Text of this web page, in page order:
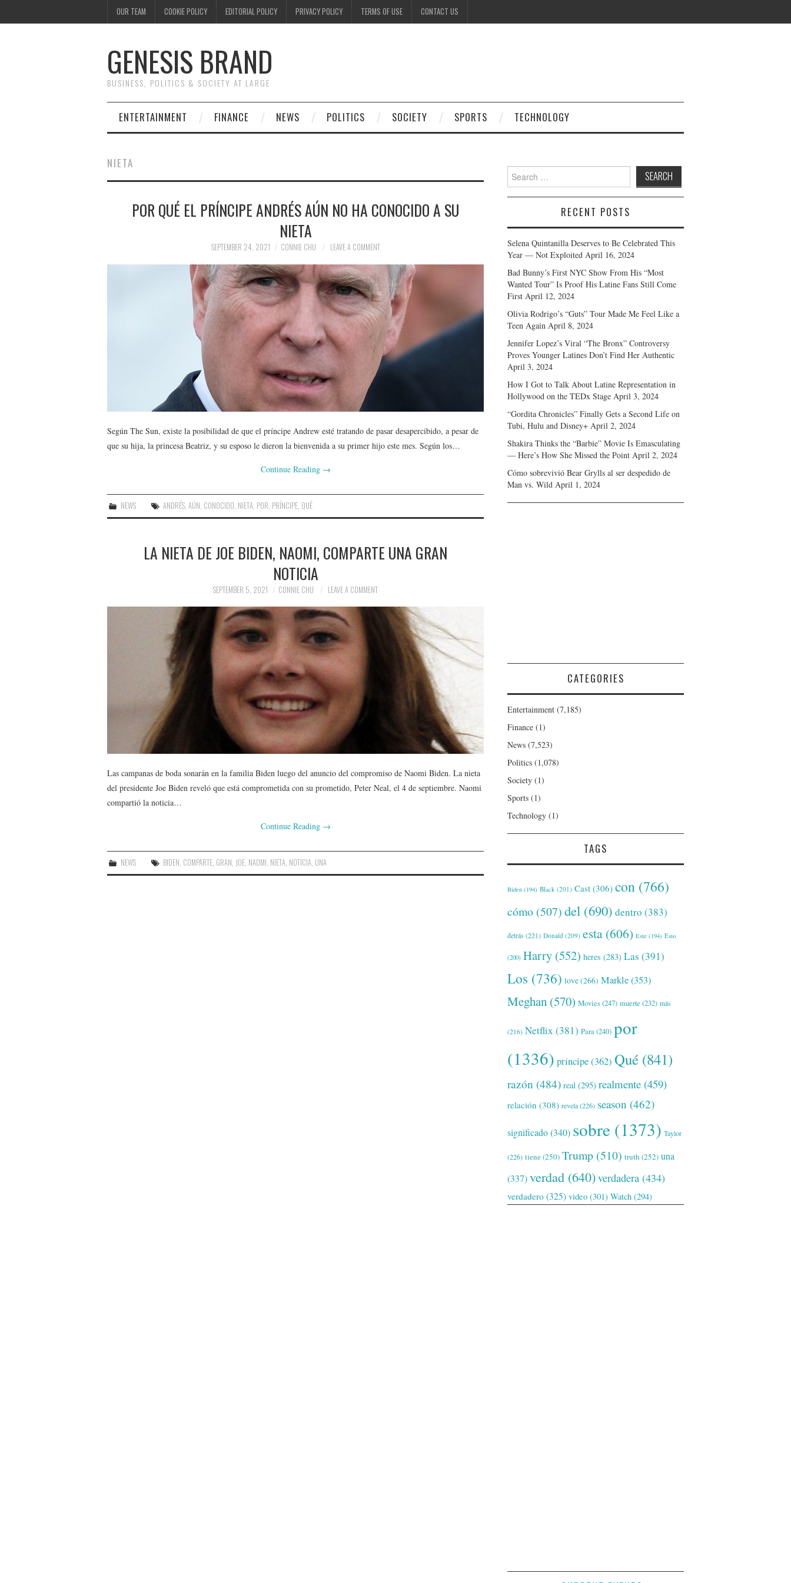
OUR TEAM COOKIE POLICY EDITORIAL POLICY PRIVACY POLICY TERMS OF USE CONTACT US
GENESIS BRAND
BUSINESS, POLITICS & SOCIETY AT LARGE
ENTERTAINMENT FINANCE NEWS POLITICS SOCIETY SPORTS TECHNOLOGY
NIETA
POR QUÉ EL PRÍNCIPE ANDRÉS AÚN NO HA CONOCIDO A SU
NIETA
SEPTEMBER 24, 2021 CONNIE CHU LEAVE A COMMENT
Según The Sun, existe la posibilidad de que el príncipe Andrew esté tratando de pasar desapercibido, a pesar de
que su hija, la princesa Beatriz, y su esposo le dieron la bienvenida a su primer hijo este mes. Según los…
Continue Reading →
NEWS ANDRÉS ,AÚN CONOCIDO NIETA POR PRÍNCIPE QUÉ
LA NIETA DE JOE BIDEN, NAOMI, COMPARTE UNA GRAN
NOTICIA
SEPTEMBER 5, 2021 CONNIE CHU LEAVE A COMMENT
Las campanas de boda sonarán en la familia Biden luego del anuncio del compromiso de Naomi Biden. La nieta
del presidente Joe Biden reveló que está comprometida con su prometido, Peter Neal, el 4 de septiembre. Naomi
compartió la noticia…
Continue Reading →
NEWS BIDEN, COMPARTE, GRAN, JOE, NAOMI, NIETA, NOTICIA, UNA
Search
for:
RECENT POSTS
Selena Quintanilla Deserves to Be Celebrated This
Year — Not Exploited April 16, 2024
Bad Bunny’s First NYC Show From His “Most
Wanted Tour” Is Proof His Latine Fans Still Come
First April 12, 2024
Olivia Rodrigo’s “Guts” Tour Made Me Feel Like a
Teen Again April 8, 2024
Jennifer Lopez’s Viral “The Bronx” Controversy
Proves Younger Latines Don’t Find Her Authentic
April 3, 2024
How I Got to Talk About Latine Representation in
Hollywood on the TEDx Stage April 3, 2024
“Gordita Chronicles” Finally Gets a Second Life on
Tubi, Hulu and Disney+ April 2, 2024
Shakira Thinks the “Barbie” Movie Is Emasculating
— Here’s How She Missed the Point April 2, 2024
Cómo sobrevivió Bear Grylls al ser despedido de
Man vs. Wild April 1, 2024
CATEGORIES
Entertainment (7,185)
Finance (1)
News (7,523)
Politics (1,078)
Society (1)
Sports (1)
Technology (1)
TAGS
Biden (194) Black (201) Cast (306) con (766)
cómo (507)del (690) dentro (383)
detrás (221) Donald (209) esta (606) Este (194) Esto
(200) Harry (552) heres (283) Las (391)
Los (736) love(266) Markle(353)
Meghan (570) Movies(247) muerte (232) más
(216) Netflix (381) Para(240) por
(1336) príncipe(362) Qué (841)
razón (484) real (295) realmente (459)
relación (308) revela(226) season (462)
significado(340) sobre (1373) Taylor
(226) tiene(250) Trump (510) truth (252) una
(337)verdad (640)verdadera (434)
verdadero (325) video (301) Watch (294)